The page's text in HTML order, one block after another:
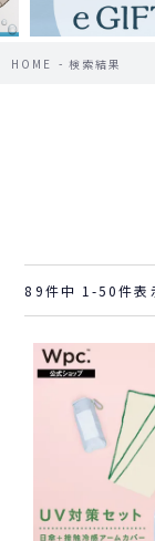
HOME 検索結果
89件中 1-50件表